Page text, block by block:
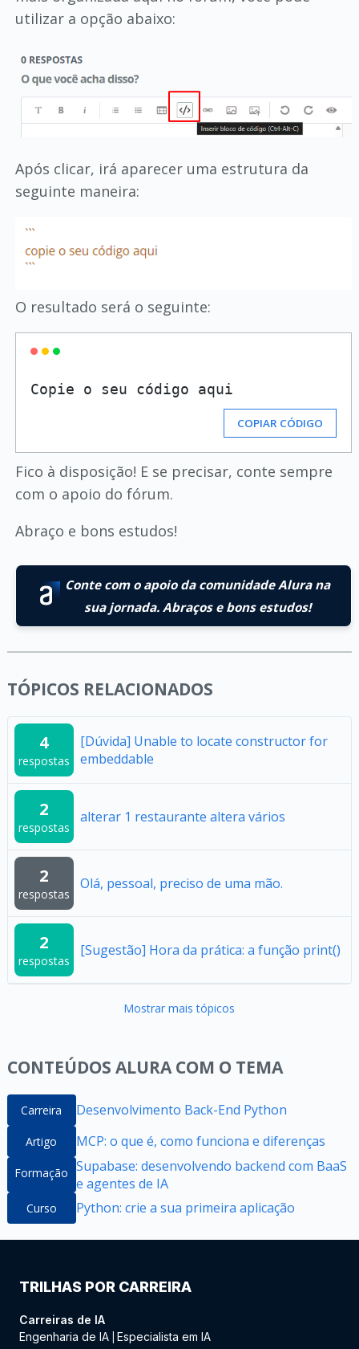
utilizar a opção abaixo:
Após clicar, irá aparecer uma estrutura da
seguinte maneira:
O resultado será o seguinte:
COPIAR CÓDIGO
Fico à disposição! E se precisar, conte sempre
com o apoio do fórum.
Abraço e bons estudos!
Conte com o apoio da comunidade Alura na
sua jornada. Abraços e bons estudos!
TÓPICOS RELACIONADOS
4
respostas
[Dúvida] Unable to locate constructor for
embeddable
2
respostas
alterar 1 restaurante altera vários
2
respostas
Olá, pessoal, preciso de uma mão.
2
respostas
[Sugestão] Hora da prática: a função print()
Mostrar mais tópicos
CONTEÚDOS ALURA COM O TEMA
Carreira Desenvolvimento Back-End Python
Artigo MCP: o que é, como funciona e diferenças
Formação Supabase: desenvolvendo backend com BaaS
e agentes de IA
Curso Python: crie a sua primeira aplicação
TRILHAS POR CARREIRA
Carreiras de IA
Engenharia de IA Especialista em IA